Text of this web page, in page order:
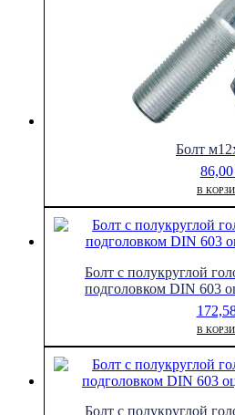
Болт
86,00
В
Болт с полукруглой
подголовком DIN 603
В
Болт с полукруглой